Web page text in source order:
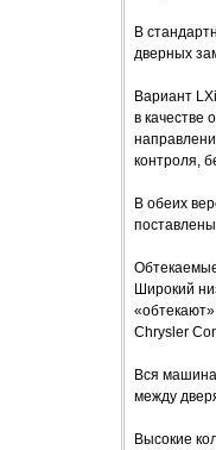
В
дверных
Вариант
в качестве
контроля,
В обеих
Широкий
Chrysler
Вся машина
между
Высокие